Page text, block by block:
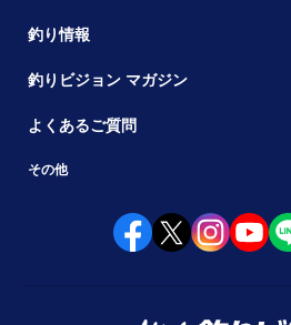
釣り情報
釣りビジョン マガジン
よくあるご質問
その他